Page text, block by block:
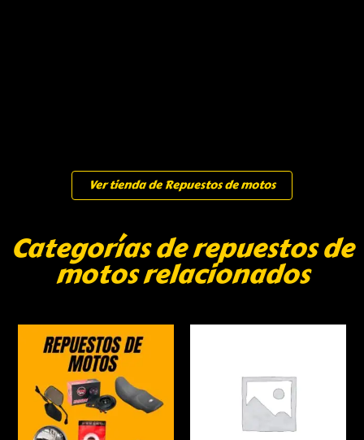
Ver tienda de Repuestos de motos
Categorías de repuestos de
motos relacionados